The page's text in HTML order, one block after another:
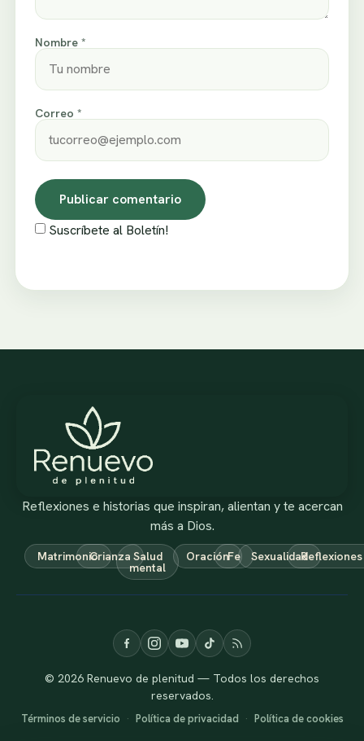
Nombre *
Correo *
Suscríbete al Boletín!
Reflexiones e historias que inspiran, alientan y te acercan
más a Dios.
MatrimonioCrianza Salud
mental
OraciónFe SexualidadReflexiones
© 2026 Renuevo de plenitud — Todos los derechos
reservados.
Términos de servicio · Política de privacidad · Política de cookies